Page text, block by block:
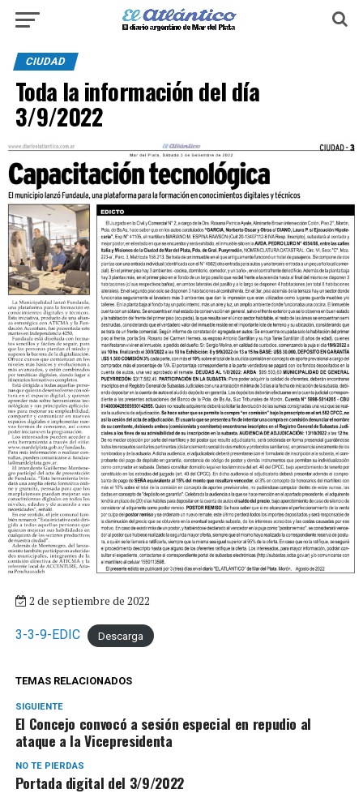
CIUDAD
Toda la información del día
3/9/2022
2 de septiembre de 2022
3-3-9-EDIC Descarga
TEMAS RELACIONADOS
SIGUIENTE
El Concejo convocó a sesión especial en repudio al
ataque a la Vicepresidenta
NO TE PIERDAS
Portada digital del 3/9/2022